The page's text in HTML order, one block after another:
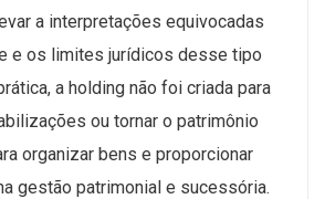
a interpretações equivocadas
e os limites jurídicos desse tipo
a holding não foi criada para
ou tornar o patrimônio
organizar bens e proporcionar
gestão patrimonial e sucessória.